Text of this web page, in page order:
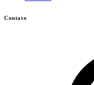
Contato